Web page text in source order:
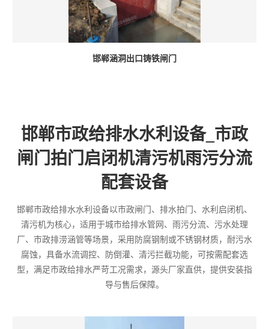
邯郸涵洞出口铸铁闸门
邯郸市政给排水水利设备_市政
闸门拍门启闭机清污机雨污分流
配套设备
邯郸市政给排水水利设备以市政闸门、排水拍门、水利启闭机、
清污机为核心，适用于城市给排水管网、雨污分流、污水处理
厂、市政排涝涵管等场景，采用防腐钢制或不锈钢材质，耐污水
腐蚀，具备水流调控、防倒灌、清污拦截功能，可按需配套选
型，满足市政给排水严苛工况需求，源头厂家直供，提供安装指
导与售后保障。